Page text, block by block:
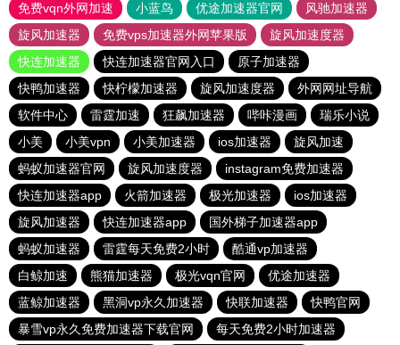
免费vqn外网加速
小蓝鸟 优途加速器官网
风驰加速器
旋风加速器
免费vps加速器外网苹果版
旋风加速度器
快连加速器
快连加速器官网入口
原子加速器
快鸭加速器
快柠檬加速器 旋风加速度器
外网网址导航
软件中心
雷霆加速 狂飙加速器 哔咔漫画
瑞乐小说
小美
小美vpn 小美加速器 ios加速器
旋风加速
蚂蚁加速器官网
旋风加速度器
instagram免费加速器
快连加速器app
火箭加速器 极光加速器
ios加速器
旋风加速器
快连加速器app
国外梯子加速器app
蚂蚁加速器
雷霆每天免费2小时
酷通vp加速器
白鲸加速
熊猫加速器 极光vqn官网
优途加速器
蓝鲸加速器
黑洞vp永久加速器 快联加速器
快鸭官网
暴雪vp永久免费加速器下载官网
每天免费2小时加速器